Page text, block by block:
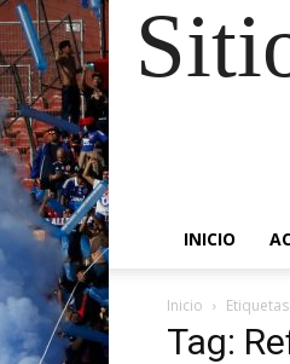
INICIO
Inicio Etiquetas
Tag: